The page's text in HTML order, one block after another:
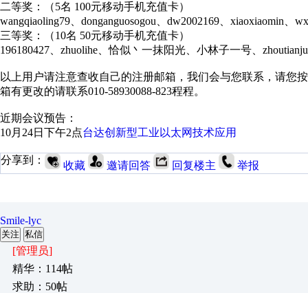
二等奖：（5名 100元移动手机充值卡）
wangqiaoling79、donganguosogou、dw2002169、xiaoxiaomin、
三等奖：（10名 50元移动手机充值卡）
196180427、zhuolihe、恰似丶一抹阳光、小林子一号、
以上用户请注意查收自己的注册邮箱，我们会与您联系，请您
箱有更改的请联系010-58930088-823程程。
近期会议预告：
10月24日下午2点台达创新型工业以太网技术应用
分享到： 收藏 邀请回答 回复楼主 举报
Smile-lyc
关注 私信
[管理员]
精华：114帖
求助：50帖